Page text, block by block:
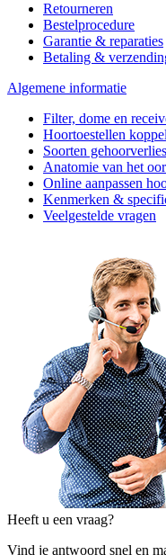
Retourneren
Bestelprocedure
Garantie & reparaties
Betaling &
Algemene informatie
Filter, dome en
Hoortoestellen
Soorten gehoorverlies
Anatomie van het oor
Online aanpassen
Kenmerken &
Veelgestelde vragen
Heeft u een vraag?
Vind je antwoord snel en